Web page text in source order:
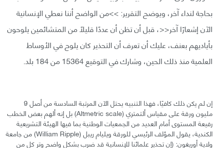
بحاجة لنداء آخر، ويوضح التقرير: >>من الواضح أننا نعطي الإنسانية
الآن إشعارًا آخر<<، قبل أن تظن أن عددًا قليلًا من المتشائمين يلوحون
بأياديهم بعنف، عليك أن تعرف أن التحذير كان يلوح في الأوساط
العلمية منذ ذلك الحين، وشارك في التوقيع 15364 من 184 بلد.
إن لم يكن ذلك كافيًا، فهذا التنبيه يحتل الآن المرتبة السادسة من أصل 9
مليون ورقة على مقياس ألتمتري (Altmetric scale) بل إنه ألهم بعض الخطب
رفيعة المستوى أمام العديد من الجمعيات الوطنية بما فيها الهيئة التشريعية
الكندية، يقول المؤلف الرئيسي للورقة ويليام ريبل (William Ripple) من جامعة
ولاية أوريغون: (إن تحذير علمائنا للإنسانية قد ضرب بشكل واضح وتر كل من